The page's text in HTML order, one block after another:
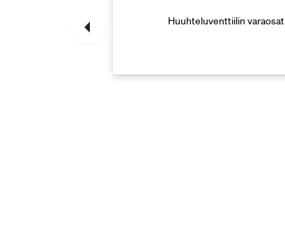
Huuhteluventtiilin varaosat